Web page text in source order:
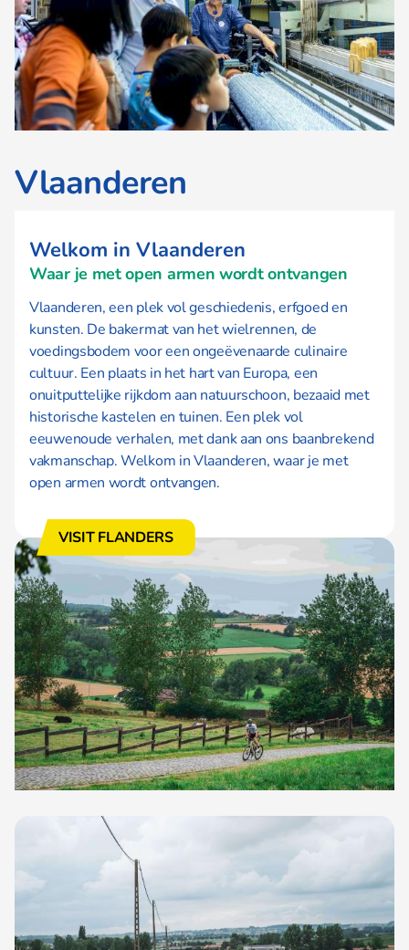
Vlaanderen
Welkom in Vlaanderen
Waar je met open armen wordt ontvangen
Vlaanderen, een plek vol geschiedenis, erfgoed en
kunsten. De bakermat van het wielrennen, de
voedingsbodem voor een ongeëvenaarde culinaire
cultuur. Een plaats in het hart van Europa, een
onuitputtelijke rijkdom aan natuurschoon, bezaaid met
historische kastelen en tuinen. Een plek vol
eeuwenoude verhalen, met dank aan ons baanbrekend
vakmanschap. Welkom in Vlaanderen, waar je met
open armen wordt ontvangen.
VISIT FLANDERS